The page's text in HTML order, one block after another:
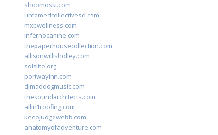
shopmossi.com
untamedcollectivesd.com
mxpwellness.com
infernocanine.com
thepaperhousecollection.com
allisonwillisholley.com
solslite.org
portwayinn.com
djmaddogmusic.com
thesoundarchitects.com
allin1roofing.com
keepjudgewebb.com
anatomyofadventure.com